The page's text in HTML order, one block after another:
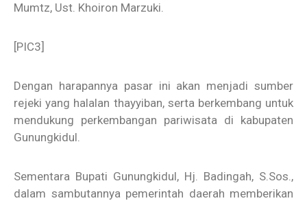
Mumtz, Ust. Khoiron Marzuki.
[PIC3]
Dengan harapannya pasar ini akan menjadi sumber
rejeki yang halalan thayyiban, serta berkembang untuk
mendukung perkembangan pariwisata di kabupaten
Gunungkidul.
Sementara Bupati Gunungkidul, Hj. Badingah, S.Sos.,
dalam sambutannya pemerintah daerah memberikan